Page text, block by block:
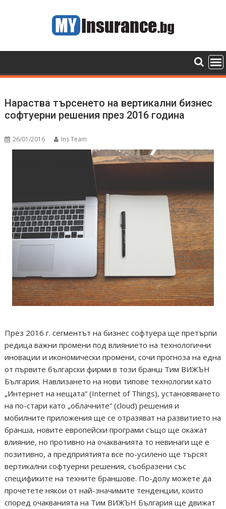
Нараства търсенето на вертикални бизнес
софтуерни решения през 2016 година
26/01/2016 Ins Team
През 2016 г. сегментът на бизнес софтуера ще претърпи
редица важни промени под влиянието на технологични
иновации и икономически промени, сочи прогноза на една
от първите български фирми в този бранш Тим ВИЖЪН
България. Навлизането на нови типове технологии като
„Интернет на нещата“ (Internet of Things), установяването
на по-стари като „облачните“ (cloud) решения и
мобилните приложения ще се отразяват на развитието на
бранша, новите европейски програми също ще окажат
влияние, но противно на очакванията то невинаги ще е
позитивно, а предприятията все по-усилено ще търсят
вертикални софтуерни решения, съобразени със
спецификите на техните браншове. По-долу можете да
прочетете някои от най-значимите тенденции, които
според очакванията на Тим ВИЖЪН България ще движат